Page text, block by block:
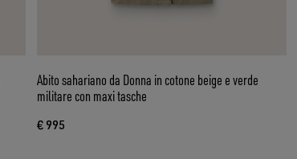
Abito sahariano da Donna in cotone beige e verde
militare con maxi tasche
€ 995